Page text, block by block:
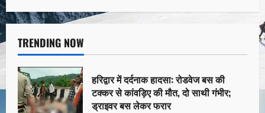
TRENDING NOW
हरिद्वार में दर्दनाक हादसा: रोडवेज बस की
टक्कर से कांवड़िए की मौत, दो साथी गंभीर;
ड्राइवर बस लेकर फरार